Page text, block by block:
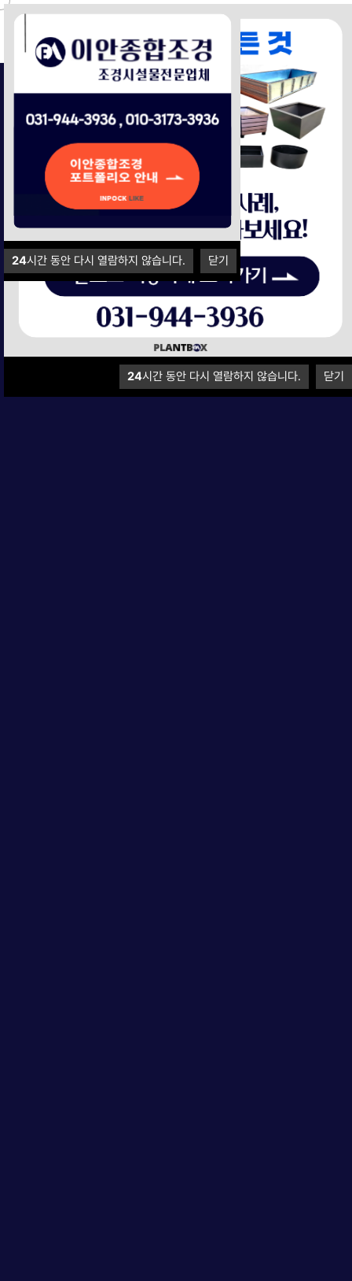
24시간 동안 다시 열람하지 않습니다. 닫기
24시간 동안 다시 열람하지 않습니다. 닫기
24시간 동안 다시 열람하지 않습니다. 닫기
Login 장바구니 주문조회